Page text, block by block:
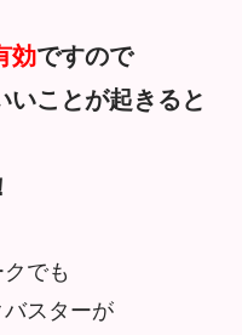
効ですので
いことが起きると
でも
スターが